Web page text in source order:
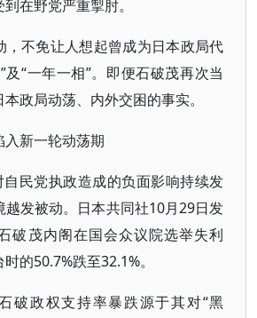
在野党严重掣肘。
，不免让人想起曾成为日本政局代
及“一年一相”。即便石破茂再次当
政局动荡、内外交困的事实。
入新一轮动荡期
自民党执政造成的负面影响持续发
越发被动。日本共同社10月29日发
破茂内阁在国会众议院选举失利
的50.7%跌至32.1%。
破政权支持率暴跌源于其对“黑